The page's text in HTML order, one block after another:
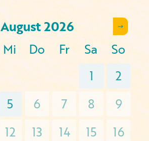
August2026
Mi Do Fr Sa
So
1
2
5 6 7 8
9
12 13 14 15 16